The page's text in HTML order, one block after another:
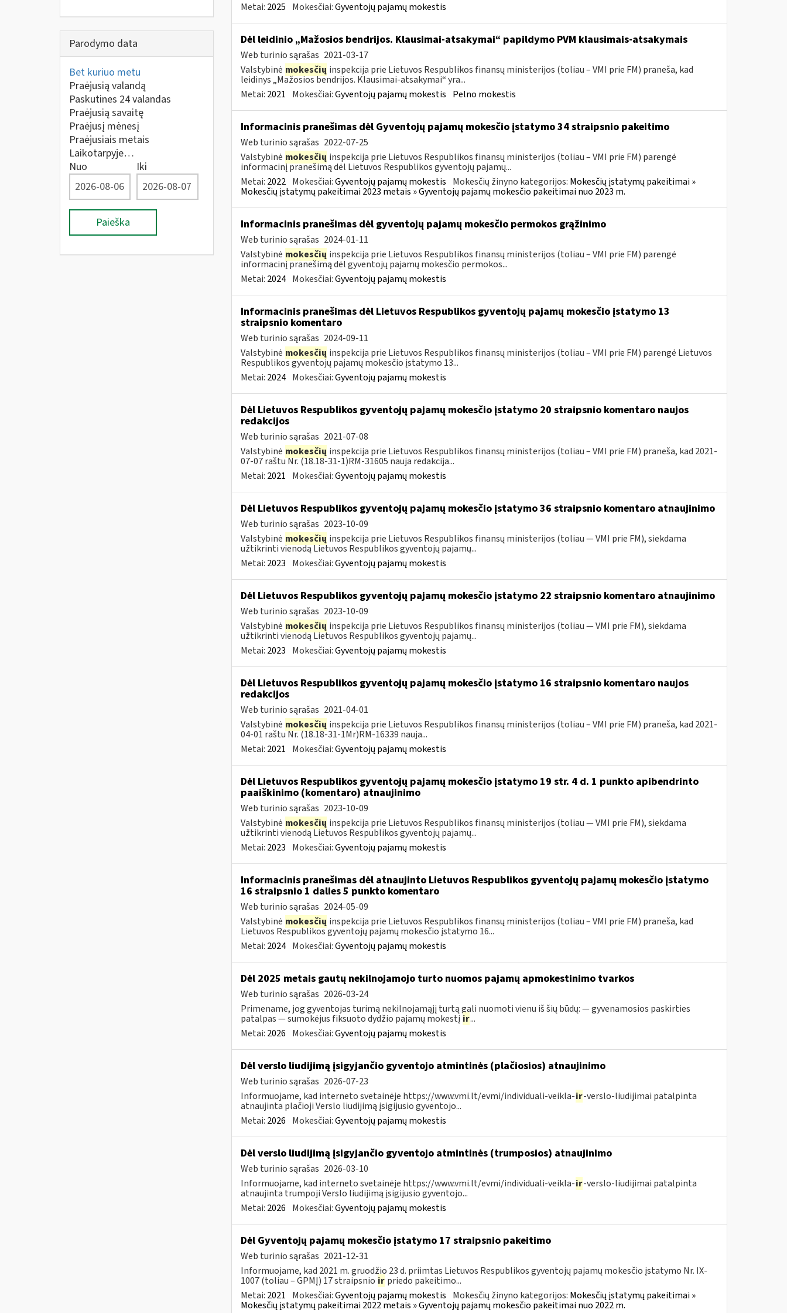
Parodymo data
Bet kuriuo metu
Praėjusią valandą
Paskutines 24 valandas
Praėjusią savaitę
Praėjusį mėnesį
Praėjusiais metais
Laikotarpyje…
Nuo
Iki
Paieška
Metai: 2025 Mokesčiai:Gyventojų pajamų mokestis
Dėl leidinio „Mažosios bendrijos. Klausimai-atsakymai“ papildymo PVM klausimais-atsakymais
Web turinio sąrašas 2021-03-17
Valstybinė mokesčių inspekcija prie Lietuvos Respublikos finansų ministerijos (toliau – VMI prie FM) praneša, kad
leidinys „Mažosios bendrijos. Klausimai-atsakymai“ yra...
Metai: 2021 Mokesčiai:Gyventojų pajamų mokestis Pelno mokestis
Informacinis pranešimas dėl Gyventojų pajamų mokesčio įstatymo 34 straipsnio pakeitimo
Web turinio sąrašas 2022-07-25
Valstybinė mokesčių inspekcija prie Lietuvos Respublikos finansų ministerijos (toliau – VMI prie FM) parengė
informacinį pranešimą dėl Lietuvos Respublikos gyventojų pajamų...
Metai: 2022 Mokesčiai:Gyventojų pajamų mokestis Mokesčių žinyno kategorijos: Mokesčių įstatymų pakeitimai »
Mokesčių įstatymų pakeitimai 2023 metais » Gyventojų pajamų mokesčio pakeitimai nuo 2023 m.
Informacinis pranešimas dėl gyventojų pajamų mokesčio permokos grąžinimo
Web turinio sąrašas 2024-01-11
Valstybinė mokesčių inspekcija prie Lietuvos Respublikos finansų ministerijos (toliau – VMI prie FM) parengė
informacinį pranešimą dėl gyventojų pajamų mokesčio permokos...
Metai: 2024 Mokesčiai:Gyventojų pajamų mokestis
Informacinis pranešimas dėl Lietuvos Respublikos gyventojų pajamų mokesčio įstatymo 13
straipsnio komentaro
Web turinio sąrašas 2024-09-11
Valstybinė mokesčių inspekcija prie Lietuvos Respublikos finansų ministerijos (toliau – VMI prie FM) parengė Lietuvos
Respublikos gyventojų pajamų mokesčio įstatymo 13...
Metai: 2024 Mokesčiai:Gyventojų pajamų mokestis
Dėl Lietuvos Respublikos gyventojų pajamų mokesčio įstatymo 20 straipsnio komentaro naujos
redakcijos
Web turinio sąrašas 2021-07-08
Valstybinė mokesčių inspekcija prie Lietuvos Respublikos finansų ministerijos (toliau – VMI prie FM) praneša, kad 2021-
07-07 raštu Nr. (18.18-31-1)RM-31605 nauja redakcija...
Metai: 2021 Mokesčiai:Gyventojų pajamų mokestis
Dėl Lietuvos Respublikos gyventojų pajamų mokesčio įstatymo 36 straipsnio komentaro atnaujinimo
Web turinio sąrašas 2023-10-09
Valstybinė mokesčių inspekcija prie Lietuvos Respublikos finansų ministerijos (toliau — VMI prie FM), siekdama
užtikrinti vienodą Lietuvos Respublikos gyventojų pajamų...
Metai: 2023 Mokesčiai:Gyventojų pajamų mokestis
Dėl Lietuvos Respublikos gyventojų pajamų mokesčio įstatymo 22 straipsnio komentaro atnaujinimo
Web turinio sąrašas 2023-10-09
Valstybinė mokesčių inspekcija prie Lietuvos Respublikos finansų ministerijos (toliau — VMI prie FM), siekdama
užtikrinti vienodą Lietuvos Respublikos gyventojų pajamų...
Metai: 2023 Mokesčiai:Gyventojų pajamų mokestis
Dėl Lietuvos Respublikos gyventojų pajamų mokesčio įstatymo 16 straipsnio komentaro naujos
redakcijos
Web turinio sąrašas 2021-04-01
Valstybinė mokesčių inspekcija prie Lietuvos Respublikos finansų ministerijos (toliau – VMI prie FM) praneša, kad 2021-
04-01 raštu Nr. (18.18-31-1Mr)RM-16339 nauja...
Metai: 2021 Mokesčiai:Gyventojų pajamų mokestis
Dėl Lietuvos Respublikos gyventojų pajamų mokesčio įstatymo 19 str. 4 d. 1 punkto apibendrinto
paaiškinimo (komentaro) atnaujinimo
Web turinio sąrašas 2023-10-09
Valstybinė mokesčių inspekcija prie Lietuvos Respublikos finansų ministerijos (toliau — VMI prie FM), siekdama
užtikrinti vienodą Lietuvos Respublikos gyventojų pajamų...
Metai: 2023 Mokesčiai:Gyventojų pajamų mokestis
Informacinis pranešimas dėl atnaujinto Lietuvos Respublikos gyventojų pajamų mokesčio įstatymo
16 straipsnio 1 dalies 5 punkto komentaro
Web turinio sąrašas 2024-05-09
Valstybinė mokesčių inspekcija prie Lietuvos Respublikos finansų ministerijos (toliau – VMI prie FM) praneša, kad
Lietuvos Respublikos gyventojų pajamų mokesčio įstatymo 16...
Metai: 2024 Mokesčiai:Gyventojų pajamų mokestis
Dėl 2025 metais gautų nekilnojamojo turto nuomos pajamų apmokestinimo tvarkos
Web turinio sąrašas 2026-03-24
Primename, jog gyventojas turimą nekilnojamąjį turtą gali nuomoti vienu iš šių būdų: — gyvenamosios paskirties
patalpas — sumokėjus fiksuoto dydžio pajamų mokestį ir...
Metai: 2026 Mokesčiai:Gyventojų pajamų mokestis
Dėl verslo liudijimą įsigyjančio gyventojo atmintinės (plačiosios) atnaujinimo
Web turinio sąrašas 2026-07-23
Informuojame, kad interneto svetainėje https://www.vmi.lt/evmi/individuali-veikla-ir-verslo-liudijimai patalpinta
atnaujinta plačioji Verslo liudijimą įsigijusio gyventojo...
Metai: 2026 Mokesčiai:Gyventojų pajamų mokestis
Dėl verslo liudijimą įsigyjančio gyventojo atmintinės (trumposios) atnaujinimo
Web turinio sąrašas 2026-03-10
Informuojame, kad interneto svetainėje https://www.vmi.lt/evmi/individuali-veikla-ir-verslo-liudijimai patalpinta
atnaujinta trumpoji Verslo liudijimą įsigijusio gyventojo...
Metai: 2026 Mokesčiai:Gyventojų pajamų mokestis
Dėl Gyventojų pajamų mokesčio įstatymo 17 straipsnio pakeitimo
Web turinio sąrašas 2021-12-31
Informuojame, kad 2021 m. gruodžio 23 d. priimtas Lietuvos Respublikos gyventojų pajamų mokesčio įstatymo Nr. IX-
1007 (toliau – GPMĮ) 17 straipsnio ir priedo pakeitimo...
Metai: 2021 Mokesčiai:Gyventojų pajamų mokestis Mokesčių žinyno kategorijos: Mokesčių įstatymų pakeitimai »
Mokesčių įstatymų pakeitimai 2022 metais » Gyventojų pajamų mokesčio pakeitimai nuo 2022 m.